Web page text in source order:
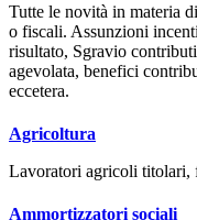
Tutte le novità in materia
o fiscali. Assunzioni
risultato, Sgravio
agevolata, benefici
eccetera.
Agricoltura
Lavoratori agricoli titolari,
Ammortizzatori sociali